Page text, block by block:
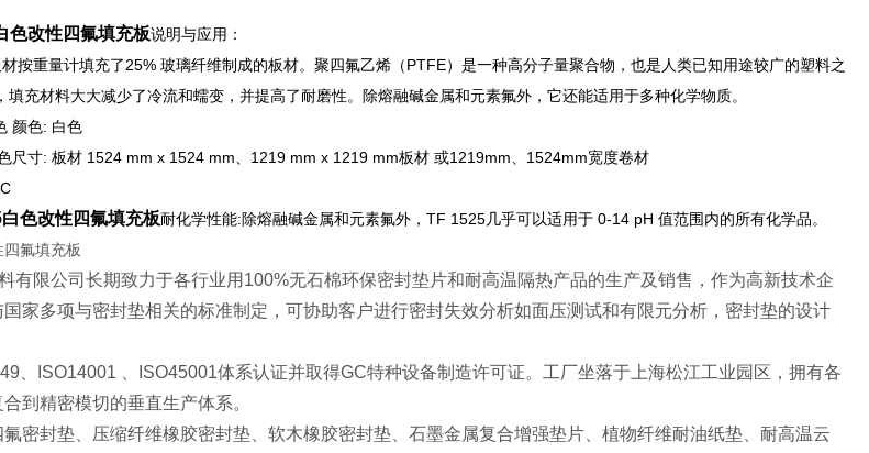
色改性四氟填充板说明与应用：
按重量计填充了25% 玻璃纤维制成的板材。聚四氟乙烯（PTFE）是一种高分子量聚合物，也是人类已知用途较广的塑料之
充材料大大减少了冷流和蠕变，并提高了耐磨性。除熔融碱金属和元素氟外，它还能适用于多种化学物质。
颜色: 白色
尺寸: 板材 1524 mm x 1524 mm、1219 mm x 1219 mm板材 或1219mm、1524mm宽度卷材
色改性四氟填充板耐化学性能:除熔融碱金属和元素氟外，TF 1525几乎可以适用于 0-14 pH 值范围内的所有化学品。
有限公司长期致力于各行业用 100%无石棉环保密封垫片和耐高温隔热产品的生产及销售，作为高新技术企
家多项与密封垫相关的标准制定，可协助客户进行密封失效分析如面压测试和有限元分析，密封垫的设计
ISO14001 ISO45001体系认证并取得GC特种设备制造许可证。工厂坐落于上海松江工业园区，拥有各
到精密模切的垂直生产体系。
密封垫、压缩纤维橡胶密封垫、软木橡胶密封垫、石墨金属复合增强垫片、植物纤维耐油纸垫、耐高温云